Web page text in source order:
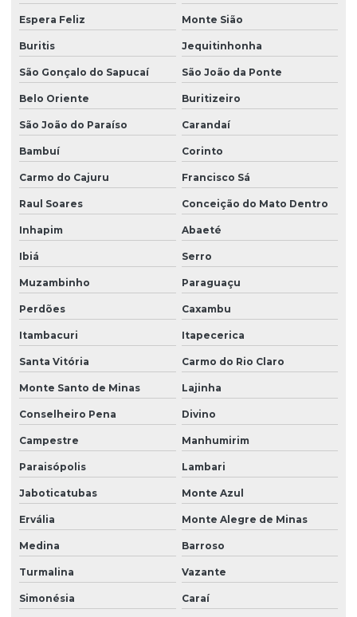
Sondagem de terreno para construção
Sondagem a trado mecanizado
Sondagem a trado para pavimentação
Sondagem a trado e percussão
Terraplanagem para asfalto
Terraplanagem de obra civil
Topografia com drone
Espera Feliz Monte Sião
Buritis Jequitinhonha
São Gonçalo do Sapucaí São João da Ponte
Belo Oriente Buritizeiro
São João do Paraíso Carandaí
Bambuí Corinto
Carmo do Cajuru Francisco Sá
Raul Soares Conceição do Mato Dentro
Inhapim Abaeté
Ibiá Serro
Muzambinho Paraguaçu
Perdões Caxambu
Itambacuri Itapecerica
Santa Vitória Carmo do Rio Claro
Monte Santo de Minas Lajinha
Conselheiro Pena Divino
Campestre Manhumirim
Paraisópolis Lambari
Jaboticatubas Monte Azul
Ervália Monte Alegre de Minas
Medina Barroso
Turmalina Vazante
Simonésia Caraí